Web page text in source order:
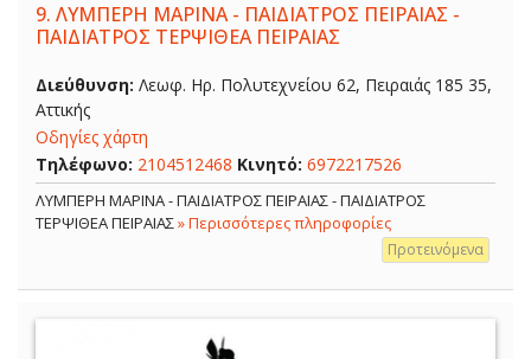
9. ΛΥΜΠΕΡΗ ΜΑΡΙΝΑ - ΠΑΙΔΙΑΤΡΟΣ ΠΕΙΡΑΙΑΣ -
ΠΑΙΔΙΑΤΡΟΣ ΤΕΡΨΙΘΕΑ ΠΕΙΡΑΙΑΣ
Διεύθυνση: Λεωφ. Ηρ. Πολυτεχνείου 62, Πειραιάς 185 35,
Αττικής
Οδηγίες χάρτη
Τηλέφωνο: 2104512468 Κινητό: 6972217526
ΛΥΜΠΕΡΗ ΜΑΡΙΝΑ - ΠΑΙΔΙΑΤΡΟΣ ΠΕΙΡΑΙΑΣ - ΠΑΙΔΙΑΤΡΟΣ
ΤΕΡΨΙΘΕΑ ΠΕΙΡΑΙΑΣ» Περισσότερες πληροφορίες
Προτεινόμενα